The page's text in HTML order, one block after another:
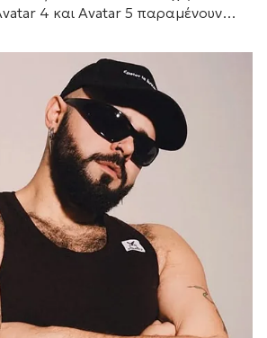
4 και Avatar 5 παραμένουν